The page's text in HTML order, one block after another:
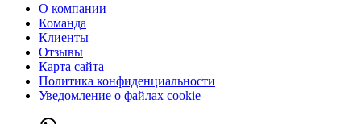
О компании
Команда
Клиенты
Отзывы
Карта сайта
Политика конфиденциальности
Уведомление о файлах cookie